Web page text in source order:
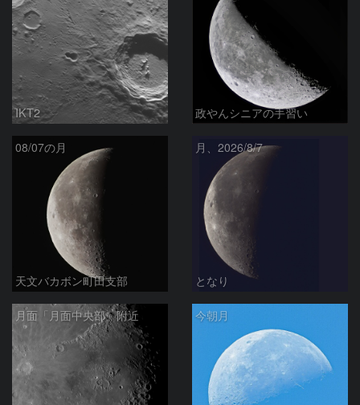
IKT2 政やんシニアの手習い
08/07の月
天文バカボン町田支部
月、2026/8/7
となり
月面「月面中央部」附近 今朝月